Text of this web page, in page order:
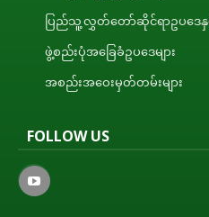
ပြည်သူ့လွှတ်တော်ဆိုင်ရာဥပဒေနှင့်
ဖွဲ့စည်းပုံအခြေခံဥပဒေများ
အစည်းအဝေးမှတ်တမ်းများ
FOLLOW US